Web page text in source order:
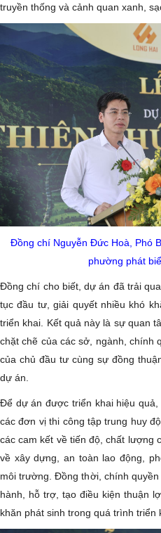
truyền thống và cảnh quan xanh,
Đồng chí Nguyễn Đức Hoà, Phó
phường phát
Đồng chí cho biết, dự án đã trải
tục đầu tư, giải quyết nhiều khó
triển khai. Kết quả này là sự quan
chặt chẽ của các sở, ngành, chính
của chủ đầu tư cùng sự đồng
dự án.
Để dự án được triển khai hiệu
các đơn vị thi công tập trung huy
các cam kết về tiến độ, chất lượng
về xây dựng, an toàn lao động,
môi trường. Đồng thời, chính
hành, hỗ trợ, tạo điều kiện thuận
khăn phát sinh trong quá trình triển